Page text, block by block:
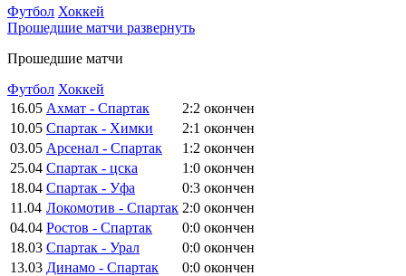
Футбол Хоккей
Прошедшие матчи развернуть
Прошедшие матчи
Футбол Хоккей
16.05 Ахмат - Спартак 2:2 окончен
10.05 Спартак - Химки 2:1 окончен
03.05 Арсенал - Спартак 1:2 окончен
25.04 Спартак - цска 1:0 окончен
18.04 Спартак - Уфа 0:3 окончен
11.04 Локомотив - Спартак 2:0 окончен
04.04 Ростов - Спартак 0:0 окончен
18.03 Спартак - Урал 0:0 окончен
13.03 Динамо - Спартак 0:0 окончен